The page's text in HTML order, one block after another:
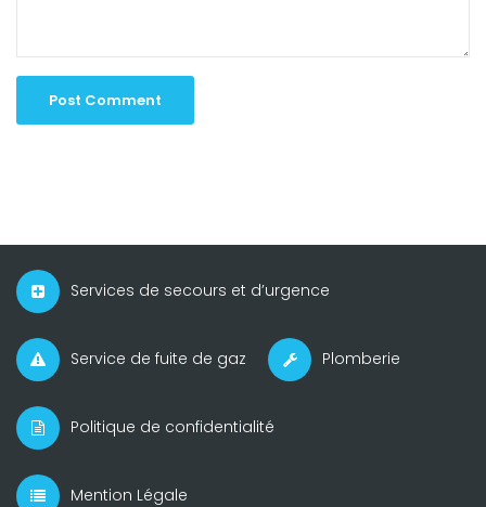
Services de secours et d’urgence
Service de fuite de gaz Plomberie
Politique de confidentialité
Mention Légale